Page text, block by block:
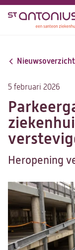
Overslaan
inhoud
Nieuwsoverzicht
5 februari 2026
Heropening